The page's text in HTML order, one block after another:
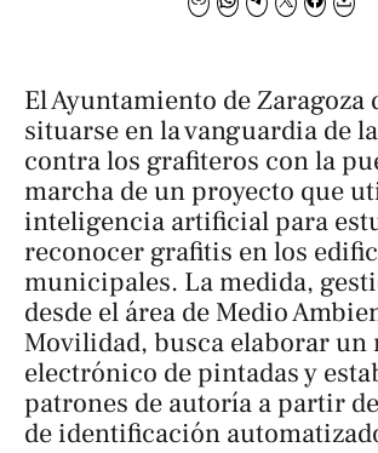
El Ayuntamiento de Zaragoza
situarse en la vanguardia de
contra los grafiteros con la
marcha de un proyecto que
inteligencia artificial para
reconocer grafitis en los
municipales. La medida,
desde el área de Medio
Movilidad, busca elaborar un
electrónico de pintadas y
patrones de autoría a partir
de identificación